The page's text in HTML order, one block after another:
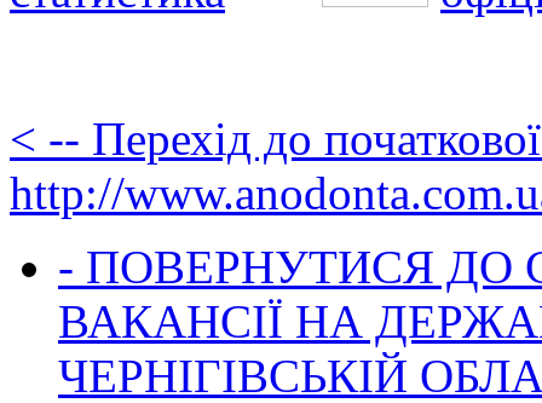
< -- Перехід до
http://
- ПОВЕРНУТИСЯ ДО
ВАКАНСІЇ НА
ЧЕРНІГІВСЬКІЙ